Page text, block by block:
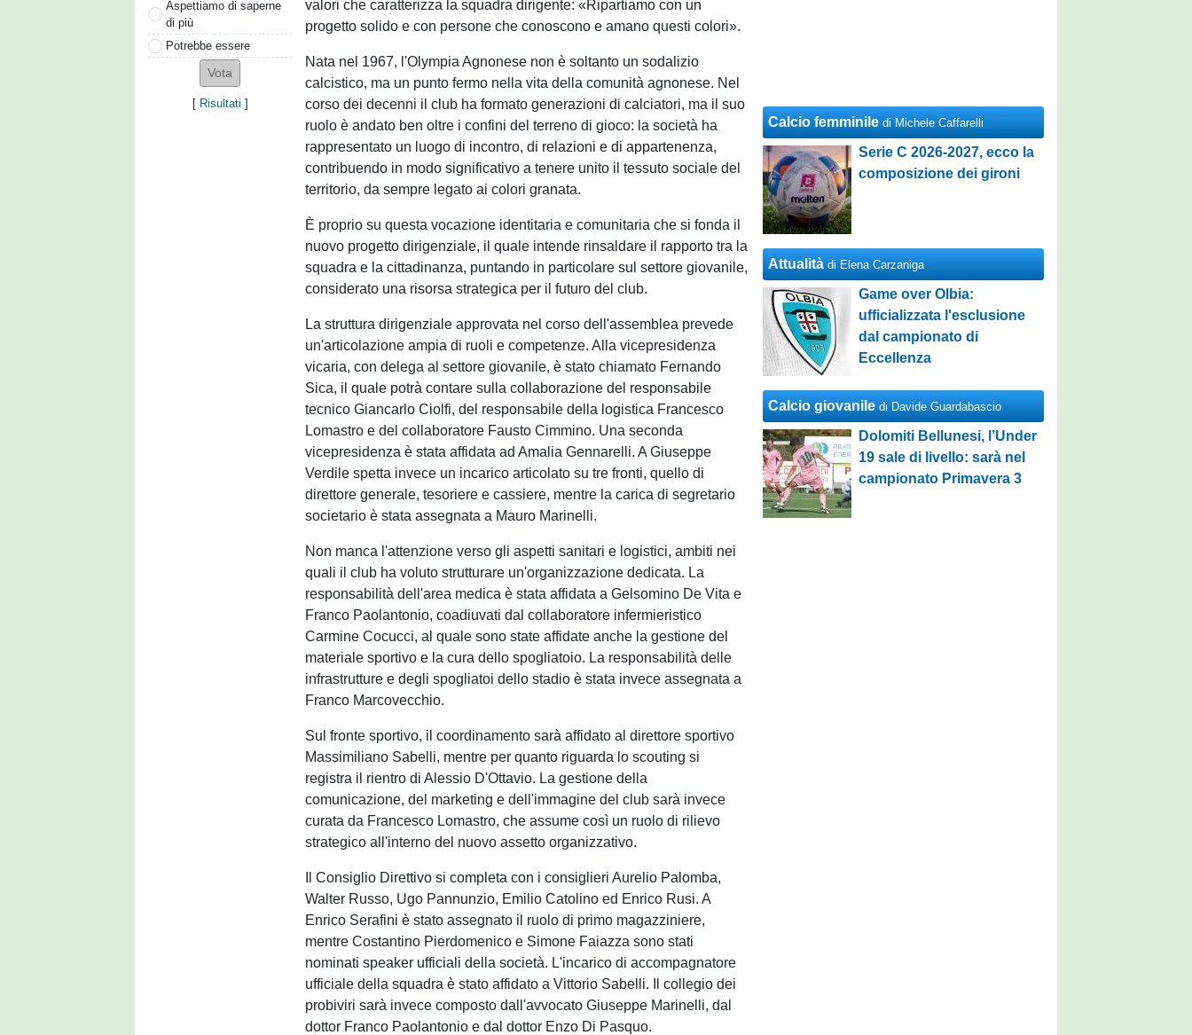
Aspettiamo di saperne
di più
Potrebbe essere
[ Risultati ]
valori che caratterizza la squadra dirigente: «Ripartiamo con un
progetto solido e con persone che conoscono e amano questi colori».
Nata nel 1967, l'Olympia Agnonese non è soltanto un sodalizio
calcistico, ma un punto fermo nella vita della comunità agnonese. Nel
corso dei decenni il club ha formato generazioni di calciatori, ma il suo
ruolo è andato ben oltre i confini del terreno di gioco: la società ha
rappresentato un luogo di incontro, di relazioni e di appartenenza,
contribuendo in modo significativo a tenere unito il tessuto sociale del
territorio, da sempre legato ai colori granata.
È proprio su questa vocazione identitaria e comunitaria che si fonda il
nuovo progetto dirigenziale, il quale intende rinsaldare il rapporto tra la
squadra e la cittadinanza, puntando in particolare sul settore giovanile,
considerato una risorsa strategica per il futuro del club.
La struttura dirigenziale approvata nel corso dell'assemblea prevede
un'articolazione ampia di ruoli e competenze. Alla vicepresidenza
vicaria, con delega al settore giovanile, è stato chiamato Fernando
Sica, il quale potrà contare sulla collaborazione del responsabile
tecnico Giancarlo Ciolfi, del responsabile della logistica Francesco
Lomastro e del collaboratore Fausto Cimmino. Una seconda
vicepresidenza è stata affidata ad Amalia Gennarelli. A Giuseppe
Verdile spetta invece un incarico articolato su tre fronti, quello di
direttore generale, tesoriere e cassiere, mentre la carica di segretario
societario è stata assegnata a Mauro Marinelli.
Non manca l'attenzione verso gli aspetti sanitari e logistici, ambiti nei
quali il club ha voluto strutturare un'organizzazione dedicata. La
responsabilità dell'area medica è stata affidata a Gelsomino De Vita e
Franco Paolantonio, coadiuvati dal collaboratore infermieristico
Carmine Cocucci, al quale sono state affidate anche la gestione del
materiale sportivo e la cura dello spogliatoio. La responsabilità delle
infrastrutture e degli spogliatoi dello stadio è stata invece assegnata a
Franco Marcovecchio.
Sul fronte sportivo, il coordinamento sarà affidato al direttore sportivo
Massimiliano Sabelli, mentre per quanto riguarda lo scouting si
registra il rientro di Alessio D'Ottavio. La gestione della
comunicazione, del marketing e dell'immagine del club sarà invece
curata da Francesco Lomastro, che assume così un ruolo di rilievo
strategico all'interno del nuovo assetto organizzativo.
Il Consiglio Direttivo si completa con i consiglieri Aurelio Palomba,
Walter Russo, Ugo Pannunzio, Emilio Catolino ed Enrico Rusi. A
Enrico Serafini è stato assegnato il ruolo di primo magazziniere,
mentre Costantino Pierdomenico e Simone Faiazza sono stati
nominati speaker ufficiali della società. L'incarico di accompagnatore
ufficiale della squadra è stato affidato a Vittorio Sabelli. Il collegio dei
probiviri sarà invece composto dall'avvocato Giuseppe Marinelli, dal
dottor Franco Paolantonio e dal dottor Enzo Di Pasquo.
Calcio femminile di Michele Caffarelli
Serie C 2026-2027, ecco la
composizione dei gironi
Attualità di Elena Carzaniga
Game over Olbia:
ufficializzata l'esclusione
dal campionato di
Eccellenza
Calcio giovanile di Davide Guardabascio
Dolomiti Bellunesi, l’Under
19 sale di livello: sarà nel
campionato Primavera 3